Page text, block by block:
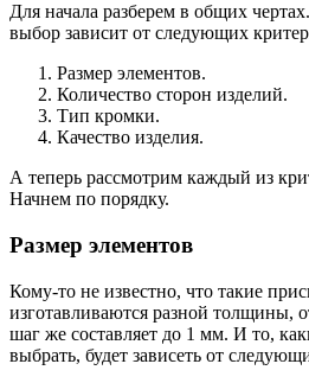
Для начала разберем в общих
выбор зависит от следующих
Размер элементов.
Количество сторон изделий.
Тип кромки.
Качество изделия.
А теперь рассмотрим каждый из
Начнем по порядку.
Размер элементов
Кому-то не известно, что такие
изготавливаются разной толщины,
шаг же составляет до 1 мм. И то,
выбрать, будет зависеть от